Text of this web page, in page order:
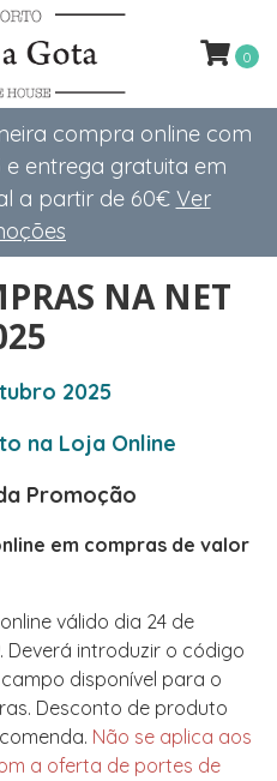
compra online com
e entrega gratuita em
a partir de 60€ Ver
0
NA NET
2025
na Loja Online
Promoção
em compras de valor
válido dia 24 de
Deverá introduzir o código
disponível para o
Desconto de produto
Não se aplica aos
a oferta de portes de